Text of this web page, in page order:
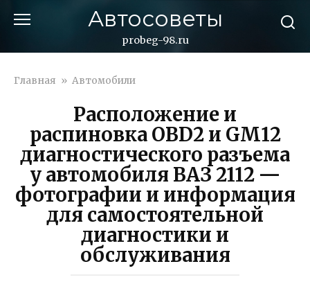
Автосоветы
probeg-98.ru
Главная » Автомобили
Расположение и
распиновка OBD2 и GM12
диагностического разъема
у автомобиля ВАЗ 2112 —
фотографии и информация
для самостоятельной
диагностики и
обслуживания